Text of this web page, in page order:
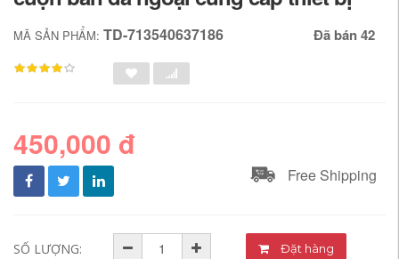
MÃ SẢN PHẨM: TD-713540637186 Đã bán 42
450,000 đ
Free Shipping
SỐ LƯỢNG: Đặt hàng